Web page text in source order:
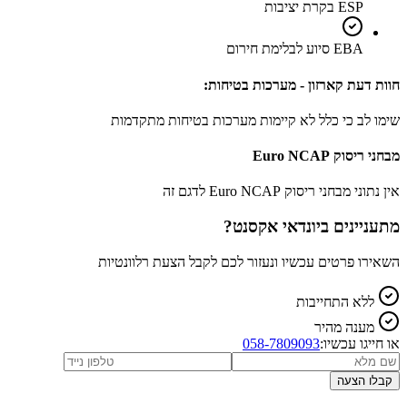
ESP בקרת יציבות
EBA סיוע לבלימת חירום
חוות דעת קארזון - מערכות בטיחות:
שימו לב כי כלל לא קיימות מערכות בטיחות מתקדמות
מבחני ריסוק Euro NCAP
אין נתוני מבחני ריסוק Euro NCAP לדגם זה
מתעניינים ביונדאי אקסנט?
השאירו פרטים עכשיו ונעזור לכם לקבל הצעת רלוונטיות
ללא התחייבות
מענה מהיר
או חייגו עכשיו:058-7809093
קבלו הצעה